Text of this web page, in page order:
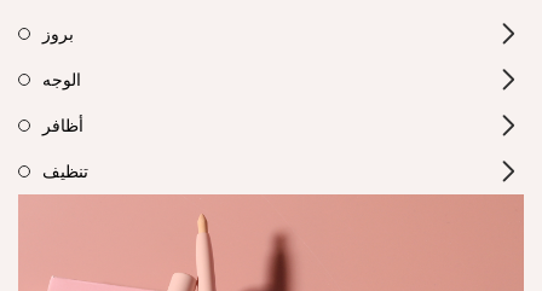
بروز
الوجه
أظافر
تنظيف